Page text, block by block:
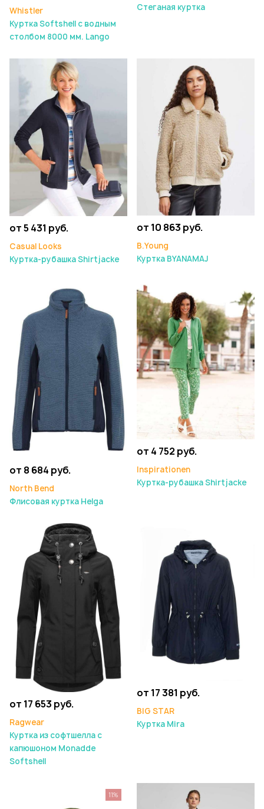
Whistler
Куртка Softshell с водным
столбом 8000 мм. Lango
Стеганая куртка
от 5 431 руб.
Casual Looks
Куртка-рубашка Shirtjacke
от 10 863 руб.
B.Young
Куртка BYANAMAJ
от 8 684 руб.
North Bend
Флисовая куртка Helga
от 4 752 руб.
Inspirationen
Куртка-рубашка Shirtjacke
от 17 653 руб.
Ragwear
Куртка из софтшелла с
капюшоном Monadde
Softshell
от 17 381 руб.
BIG STAR
Куртка Mira
11%